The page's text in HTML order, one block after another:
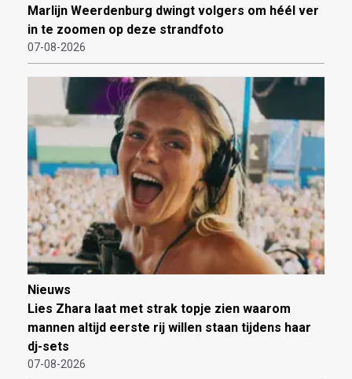
Marlijn Weerdenburg dwingt volgers om héél ver
in te zoomen op deze strandfoto
07-08-2026
Nieuws
Lies Zhara laat met strak topje zien waarom
mannen altijd eerste rij willen staan tijdens haar
dj-sets
07-08-2026